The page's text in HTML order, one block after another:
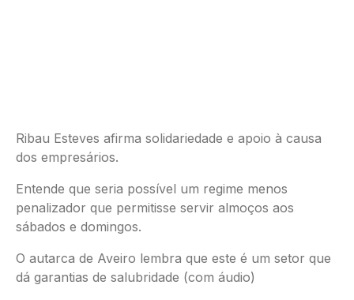
Ribau Esteves afirma solidariedade e apoio à causa
dos empresários.
Entende que seria possível um regime menos
penalizador que permitisse servir almoços aos
sábados e domingos.
O autarca de Aveiro lembra que este é um setor que
dá garantias de salubridade (com áudio)